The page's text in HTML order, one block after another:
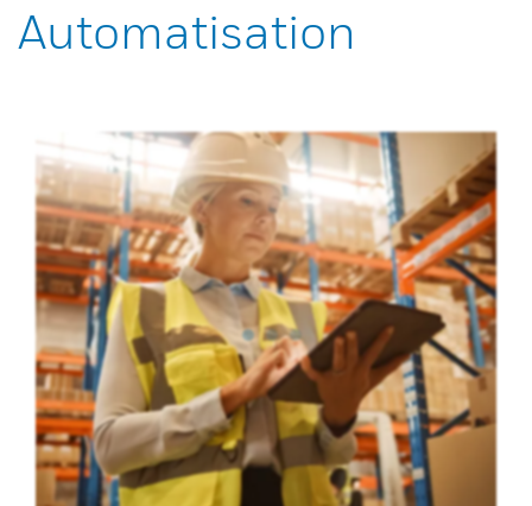
Automatisation